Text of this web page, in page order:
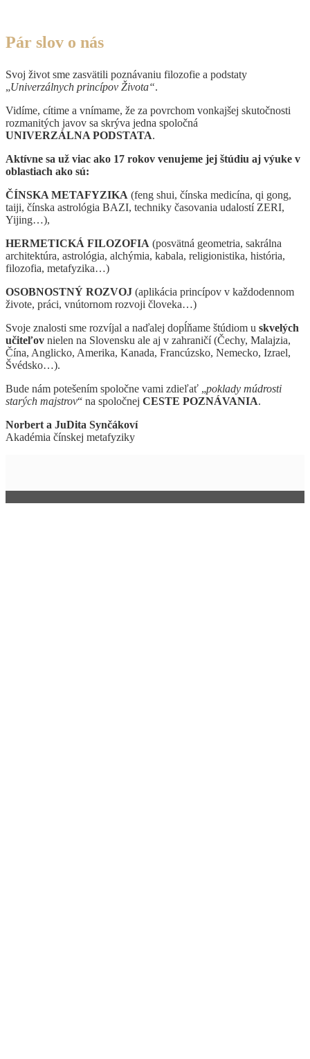
Pár slov o nás
Svoj život sme zasvätili poznávaniu filozofie a podstaty
„Univerzálnych princípov Života“.
Vidíme, cítime a vnímame, že za povrchom vonkajšej skutočnosti
rozmanitých javov sa skrýva jedna spoločná
UNIVERZÁLNA PODSTATA.
Aktívne sa už viac ako 17 rokov venujeme jej štúdiu aj výuke v
oblastiach ako sú:
ČÍNSKA METAFYZIKA (feng shui, čínska medicína, qi gong,
taiji, čínska astrológia BAZI, techniky časovania udalostí ZERI,
Yijing…),
HERMETICKÁ FILOZOFIA (posvätná geometria, sakrálna
architektúra, astrológia, alchýmia, kabala, religionistika, história,
filozofia, metafyzika…)
OSOBNOSTNÝ ROZVOJ (aplikácia princípov v každodennom
živote, práci, vnútornom rozvoji človeka…)
Svoje znalosti sme rozvíjal a naďalej dopĺňame štúdiom u skvelých
učiteľov nielen na Slovensku ale aj v zahraničí (Čechy, Malajzia,
Čína, Anglicko, Amerika, Kanada, Francúzsko, Nemecko, Izrael,
Švédsko…).
Bude nám potešením spoločne vami zdieľať „poklady múdrosti
starých majstrov“ na spoločnej CESTE POZNÁVANIA.
Norbert a JuDita Synčákoví
Akadémia čínskej metafyziky